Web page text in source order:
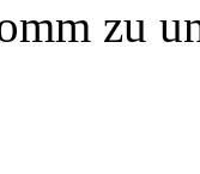
zu